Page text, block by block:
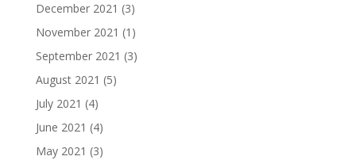
December 2021 (3)
November 2021 (1)
September 2021 (3)
August 2021 (5)
July 2021 (4)
June 2021 (4)
May 2021 (3)